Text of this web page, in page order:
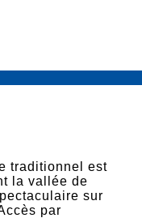
traditionnel est
la vallée de
sur
par